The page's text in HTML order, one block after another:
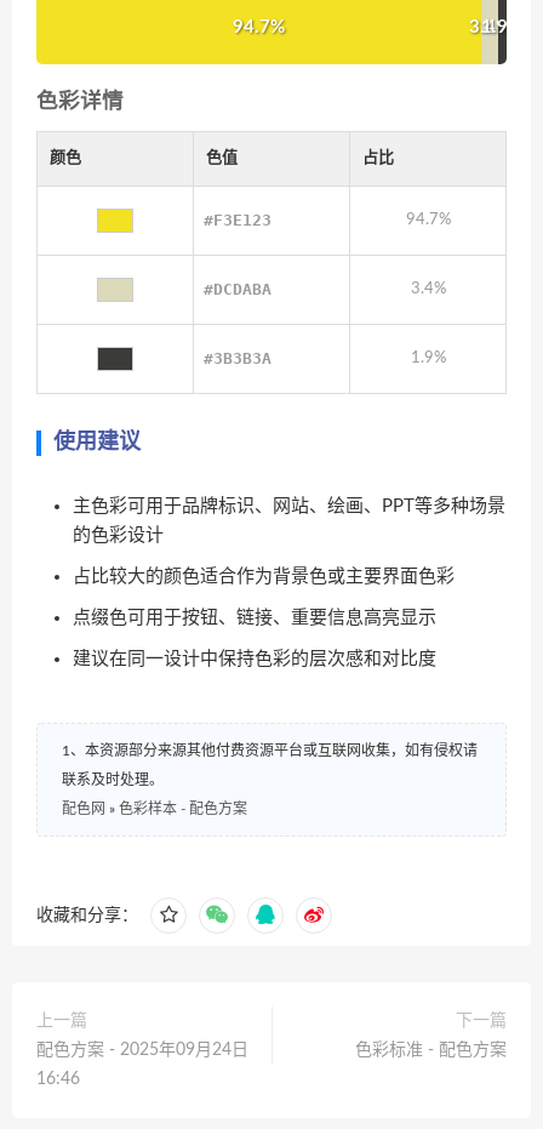
94.7% 3.4%
1.9%
色彩详情
颜色 色值 占比
#F3E123 94.7%
#DCDABA 3.4%
#3B3B3A 1.9%
使用建议
主色彩可用于品牌标识、网站、绘画、PPT等多种场景
的色彩设计
占比较大的颜色适合作为背景色或主要界面色彩
点缀色可用于按钮、链接、重要信息高亮显示
建议在同一设计中保持色彩的层次感和对比度
1、本资源部分来源其他付费资源平台或互联网收集，如有侵权请
联系及时处理。
配色网 » 色彩样本 - 配色方案
收藏和分享：
上一篇
配色方案 - 2025年09月24日
16:46
下一篇
色彩标准 - 配色方案